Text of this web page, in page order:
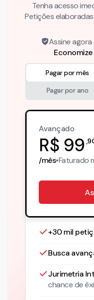
Tenha acesso
Petições
Assine
Pagar por mês
Pagar por ano
Avançado
R$ 99 ,
/mês•Faturado
+30 mil
Busca
Jurimetria
chance de